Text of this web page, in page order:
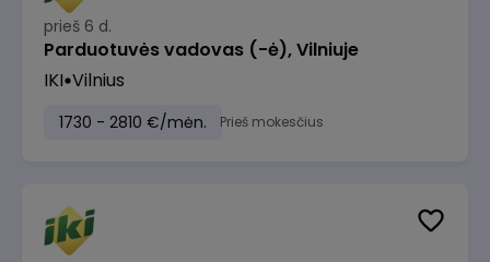
prieš 6 d.
Parduotuvės vadovas (-ė), Vilniuje
IKI Vilnius
1730 - 2810 €/mėn. Prieš mokesčius